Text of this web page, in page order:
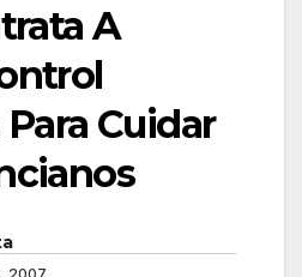
A
Cuidar